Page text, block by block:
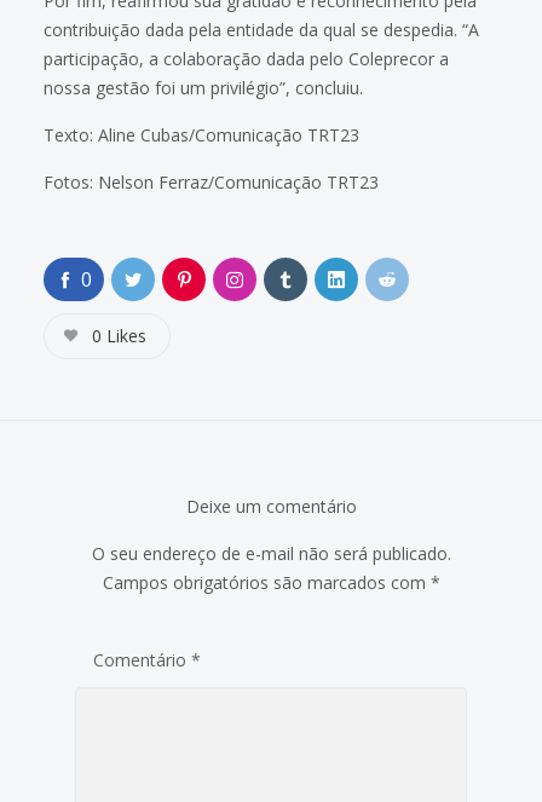
contribuição dada pela entidade da qual se despedia. “A
participação, a colaboração dada pelo Coleprecor a
nossa gestão foi um privilégio”, concluiu.
Texto: Aline Cubas/Comunicação TRT23
Fotos: Nelson Ferraz/Comunicação TRT23
0
0 Likes
Deixe um comentário
O seu endereço de e-mail não será publicado.
Campos obrigatórios são marcados com *
Comentário *